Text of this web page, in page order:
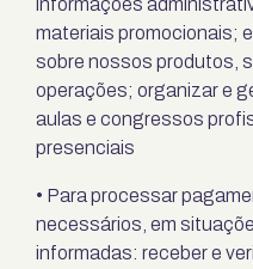
materiais promocionais;
sobre nossos produtos,
operações; organizar e
aulas e congressos
presenciais
• Para processar
necessários, em
informadas: receber e